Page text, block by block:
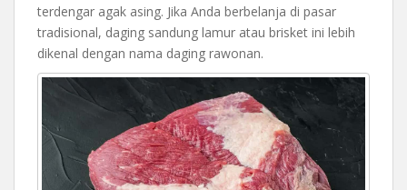
terdengar agak asing. Jika Anda berbelanja di pasar
tradisional, daging sandung lamur atau brisket ini lebih
dikenal dengan nama daging rawonan.